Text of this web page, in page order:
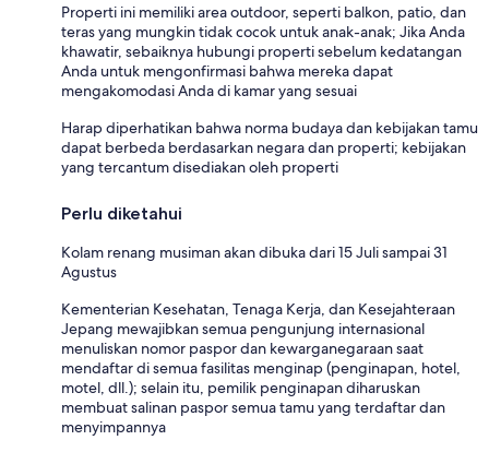
Properti ini memiliki area outdoor, seperti balkon, patio, dan
teras yang mungkin tidak cocok untuk anak-anak; Jika Anda
khawatir, sebaiknya hubungi properti sebelum kedatangan
Anda untuk mengonfirmasi bahwa mereka dapat
mengakomodasi Anda di kamar yang sesuai
Harap diperhatikan bahwa norma budaya dan kebijakan tamu
dapat berbeda berdasarkan negara dan properti; kebijakan
yang tercantum disediakan oleh properti
Perlu diketahui
Kolam renang musiman akan dibuka dari 15 Juli sampai 31
Agustus
Kementerian Kesehatan, Tenaga Kerja, dan Kesejahteraan
Jepang mewajibkan semua pengunjung internasional
menuliskan nomor paspor dan kewarganegaraan saat
mendaftar di semua fasilitas menginap (penginapan, hotel,
motel, dll.); selain itu, pemilik penginapan diharuskan
membuat salinan paspor semua tamu yang terdaftar dan
menyimpannya